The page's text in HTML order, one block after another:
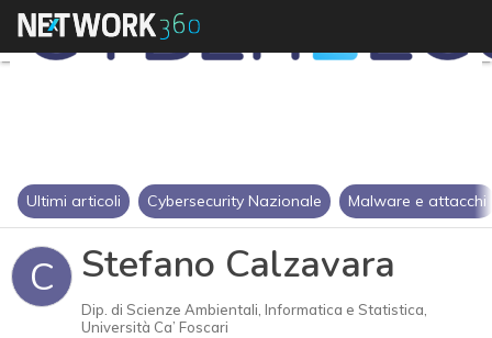
Ultimi articoli Cybersecurity Nazionale Malware e attacchi
C Stefano Calzavara
Dip. di Scienze Ambientali, Informatica e Statistica,
Università Ca’ Foscari